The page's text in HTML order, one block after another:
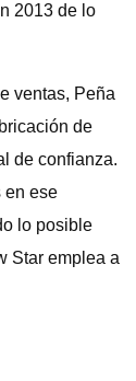
2013 de lo
ventas, Peña
de
de confianza.
en ese
lo posible
Star emplea a